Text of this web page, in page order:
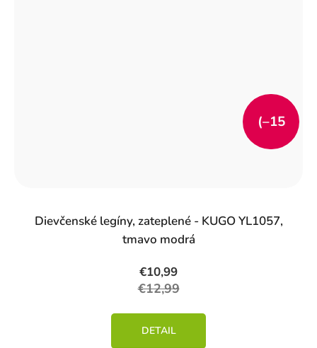
Dievčenské legíny, zateplené - KUGO YL1057,
tmavo modrá
€10,99
€12,99
(–15
DETAIL